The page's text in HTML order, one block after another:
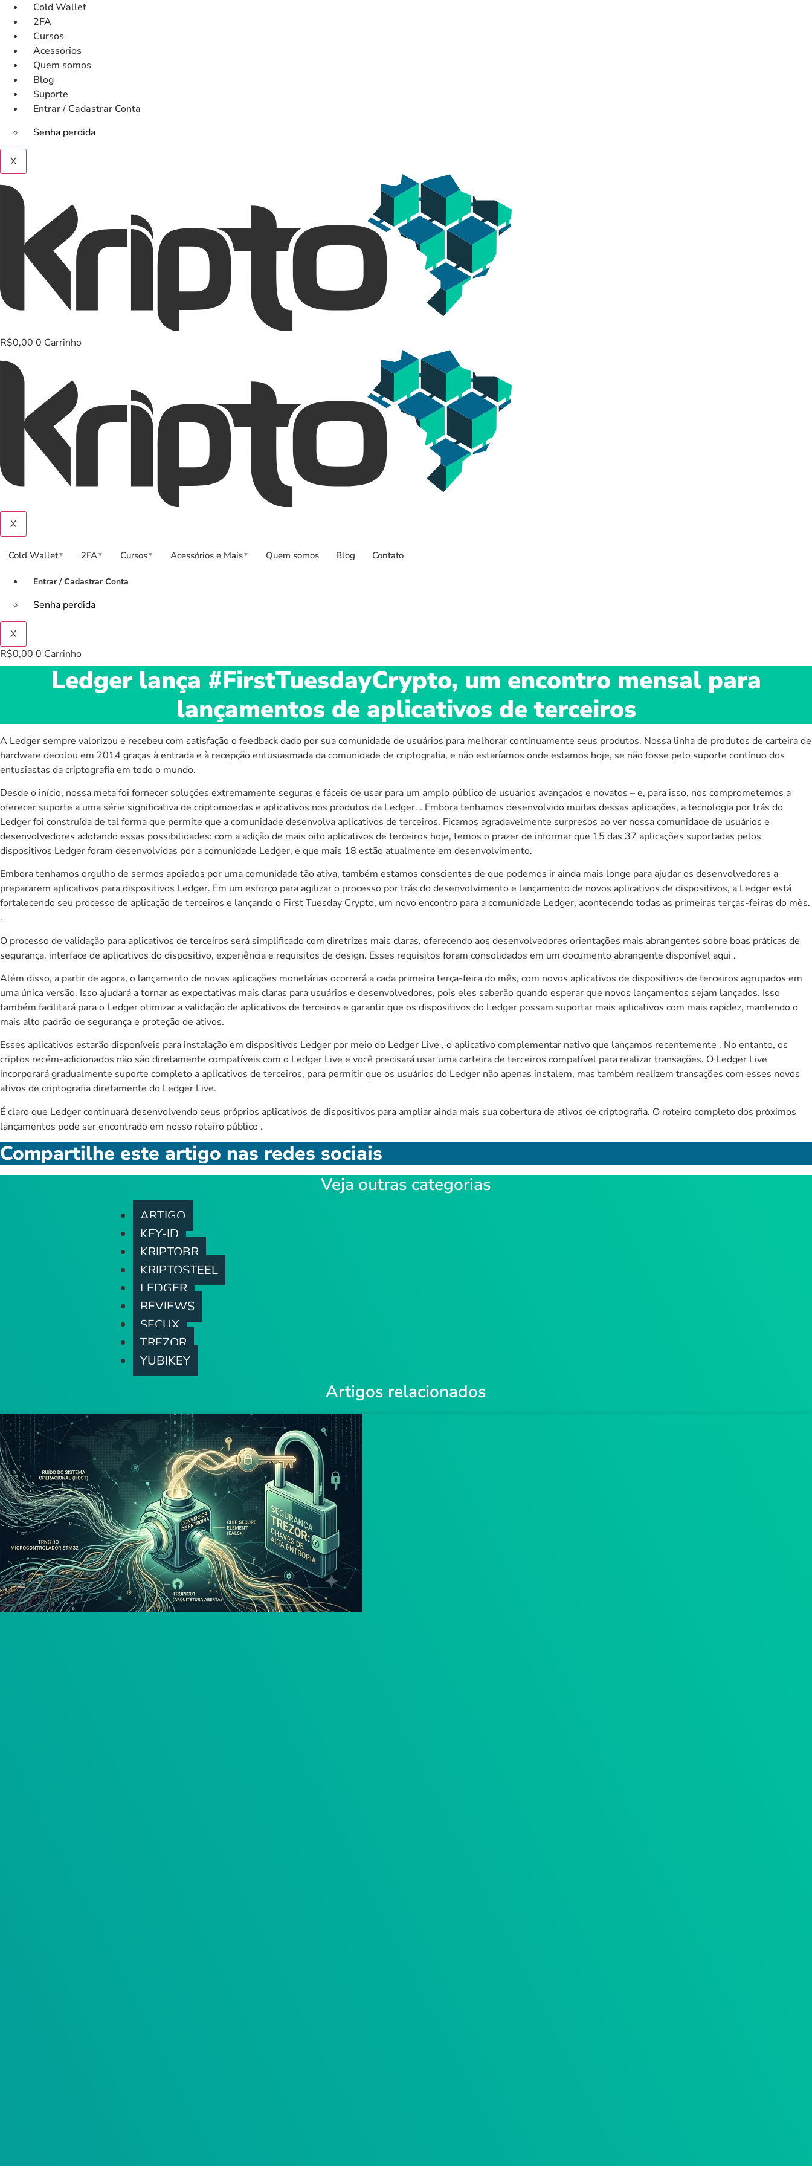
para
conteúdo
Cold Wallet
2FA
Cursos
Acessórios
Quem somos
Blog
Suporte
Entrar / Cadastrar Conta
Senha perdida
X
R$0,00 0 Carrinho
X
Cold Wallet▼ 2FA▼ Cursos▼ Acessórios e Mais▼ Quem somos Blog Contato
Entrar / Cadastrar Conta
Senha perdida
X
R$0,00 0 Carrinho
Ledger lança #FirstTuesdayCrypto, um encontro mensal para
lançamentos de aplicativos de terceiros
A Ledger sempre valorizou e recebeu com satisfação o feedback dado por sua comunidade de usuários para melhorar continuamente seus produtos. Nossa linha de produtos de carteira de
hardware decolou em 2014 graças à entrada e à recepção entusiasmada da comunidade de criptografia, e não estaríamos onde estamos hoje, se não fosse pelo suporte contínuo dos
entusiastas da criptografia em todo o mundo.
Desde o início, nossa meta foi fornecer soluções extremamente seguras e fáceis de usar para um amplo público de usuários avançados e novatos – e, para isso, nos comprometemos a
oferecer suporte a uma série significativa de criptomoedas e aplicativos nos produtos da Ledger. . Embora tenhamos desenvolvido muitas dessas aplicações, a tecnologia por trás do
Ledger foi construída de tal forma que permite que a comunidade desenvolva aplicativos de terceiros. Ficamos agradavelmente surpresos ao ver nossa comunidade de usuários e
desenvolvedores adotando essas possibilidades: com a adição de mais oito aplicativos de terceiros hoje, temos o prazer de informar que 15 das 37 aplicações suportadas pelos
dispositivos Ledger foram desenvolvidas por a comunidade Ledger, e que mais 18 estão atualmente em desenvolvimento.
Embora tenhamos orgulho de sermos apoiados por uma comunidade tão ativa, também estamos conscientes de que podemos ir ainda mais longe para ajudar os desenvolvedores a
prepararem aplicativos para dispositivos Ledger. Em um esforço para agilizar o processo por trás do desenvolvimento e lançamento de novos aplicativos de dispositivos, a Ledger está
fortalecendo seu processo de aplicação de terceiros e lançando o First Tuesday Crypto, um novo encontro para a comunidade Ledger, acontecendo todas as primeiras terças-feiras do mês.
.
O processo de validação para aplicativos de terceiros será simplificado com diretrizes mais claras, oferecendo aos desenvolvedores orientações mais abrangentes sobre boas práticas de
segurança, interface de aplicativos do dispositivo, experiência e requisitos de design. Esses requisitos foram consolidados em um documento abrangente disponível aqui .
Além disso, a partir de agora, o lançamento de novas aplicações monetárias ocorrerá a cada primeira terça-feira do mês, com novos aplicativos de dispositivos de terceiros agrupados em
uma única versão. Isso ajudará a tornar as expectativas mais claras para usuários e desenvolvedores, pois eles saberão quando esperar que novos lançamentos sejam lançados. Isso
também facilitará para o Ledger otimizar a validação de aplicativos de terceiros e garantir que os dispositivos do Ledger possam suportar mais aplicativos com mais rapidez, mantendo o
mais alto padrão de segurança e proteção de ativos.
Esses aplicativos estarão disponíveis para instalação em dispositivos Ledger por meio do Ledger Live , o aplicativo complementar nativo que lançamos recentemente . No entanto, os
criptos recém-adicionados não são diretamente compatíveis com o Ledger Live e você precisará usar uma carteira de terceiros compatível para realizar transações. O Ledger Live
incorporará gradualmente suporte completo a aplicativos de terceiros, para permitir que os usuários do Ledger não apenas instalem, mas também realizem transações com esses novos
ativos de criptografia diretamente do Ledger Live.
É claro que Ledger continuará desenvolvendo seus próprios aplicativos de dispositivos para ampliar ainda mais sua cobertura de ativos de criptografia. O roteiro completo dos próximos
lançamentos pode ser encontrado em nosso roteiro público .
Compartilhe este artigo nas redes sociais
Veja outras categorias
ARTIGO
KEY-ID
KRIPTOBR
KRIPTOSTEEL
LEDGER
REVIEWS
SECUX
TREZOR
YUBIKEY
Artigos relacionados